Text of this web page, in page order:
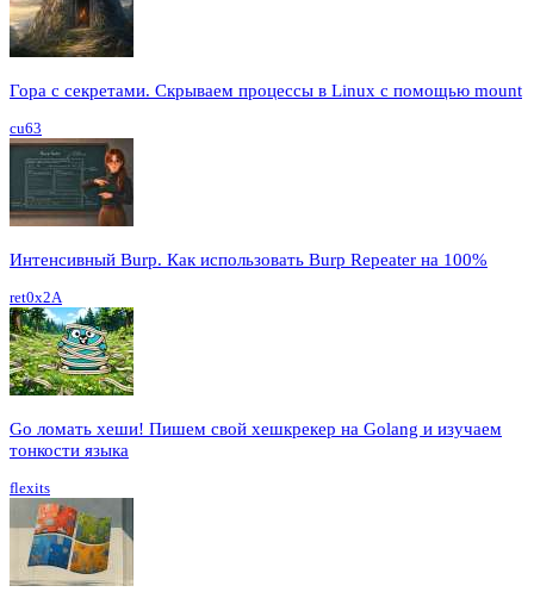
Гора с секретами. Скрываем процессы в Linux c помощью mount
cu63
Интенсивный Burp. Как использовать Burp Repeater на 100%
ret0x2A
Go ломать хеши! Пишем свой хешкрекер на Golang и изучаем
тонкости языка
flexits